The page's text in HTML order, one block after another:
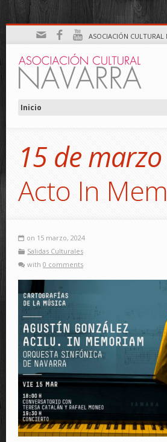
ASOCIACIÓN CULTURAL
15 de marzo
Acto In
on 15 marzo, 2024
Salidas Culturales
with 0 comments